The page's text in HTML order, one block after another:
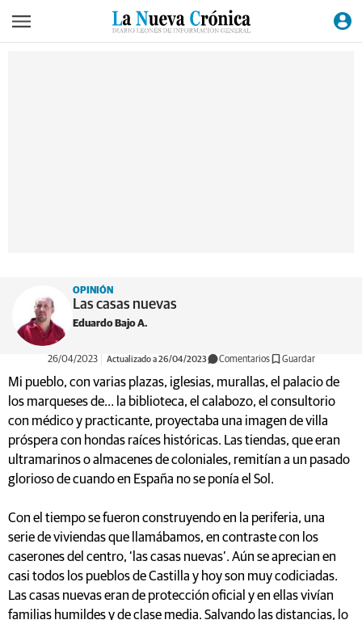
OPINIÓN
Las casas nuevas
Eduardo Bajo A.
26/04/2023 Actualizado a 26/04/2023 Comentarios Guardar
Mi pueblo, con varias plazas, iglesias, murallas, el palacio de
los marqueses de… la biblioteca, el calabozo, el consultorio
con médico y practicante, proyectaba una imagen de villa
próspera con hondas raíces históricas. Las tiendas, que eran
ultramarinos o almacenes de coloniales, remitían a un pasado
glorioso de cuando en España no se ponía el Sol.
Con el tiempo se fueron construyendo en la periferia, una
serie de viviendas que llamábamos, en contraste con los
caserones del centro, ‘las casas nuevas’. Aún se aprecian en
casi todos los pueblos de Castilla y hoy son muy codiciadas.
Las casas nuevas eran de protección oficial y en ellas vivían
familias humildes y de clase media. Salvando las distancias, lo